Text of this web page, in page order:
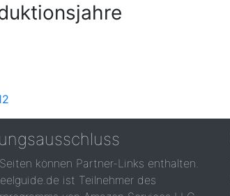
können Partner-Links enthalten.
ist Teilnehmer des